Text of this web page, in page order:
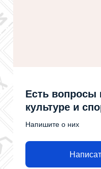
Есть вопросы
культуре и
Напишите о них